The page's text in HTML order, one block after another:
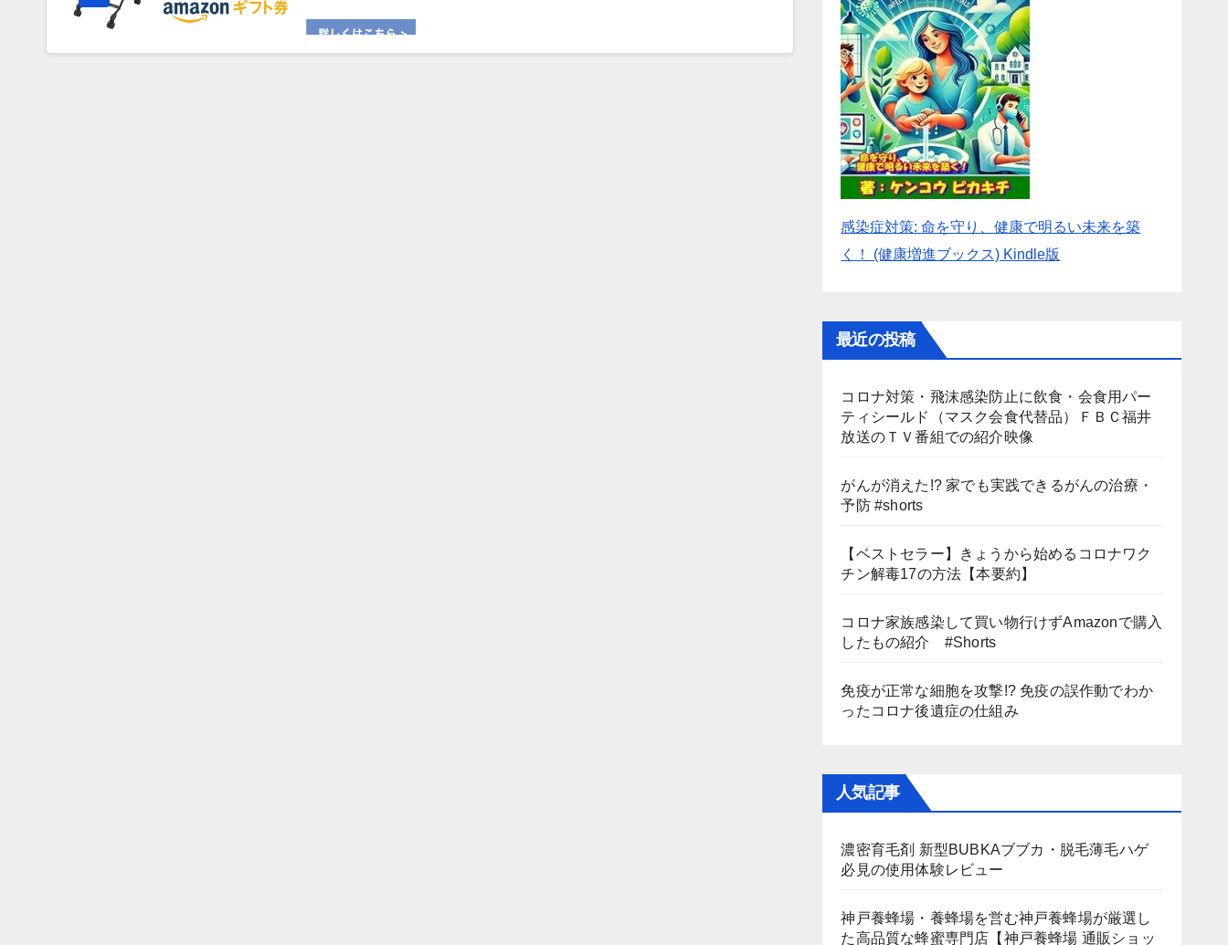
感染症対策: 命を守り、健康で明るい未来を築
く！ (健康増進ブックス) Kindle版
最近の投稿
コロナ対策・飛沫感染防止に飲食・会食用パー
ティシールド（マスク会食代替品）ＦＢＣ福井
放送のＴＶ番組での紹介映像
がんが消えた!? 家でも実践できるがんの治療・
予防 #shorts
【ベストセラー】きょうから始めるコロナワク
チン解毒17の方法【本要約】
コロナ家族感染して買い物行けずAmazonで購入
したもの紹介 #Shorts
免疫が正常な細胞を攻撃!? 免疫の誤作動でわか
ったコロナ後遺症の仕組み
人気記事
濃密育毛剤 新型BUBKAブブカ・脱毛薄毛ハゲ
必見の使用体験レビュー
神戸養蜂場・養蜂場を営む神戸養蜂場が厳選し
た高品質な蜂蜜専門店【神戸養蜂場 通販ショッ